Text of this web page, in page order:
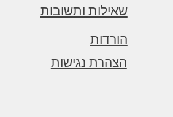
שאילות ותשובות
הורדות
הצהרת נגישות